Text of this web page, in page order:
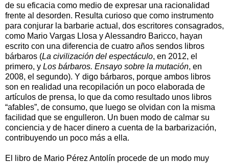
de su eficacia como medio de expresar una racionalidad
frente al desorden. Resulta curioso que como instrumento
para conjurar la barbarie actual, dos escritores consagrados,
como Mario Vargas Llosa y Alessandro Baricco, hayan
escrito con una diferencia de cuatro años sendos libros
bárbaros (La civilización del espectáculo, en 2012, el
primero, y Los bárbaros. Ensayo sobre la mutación, en
2008, el segundo). Y digo bárbaros, porque ambos libros
son en realidad una recopilación un poco elaborada de
artículos de prensa, lo que da como resultado unos libros
“afables”, de consumo, que luego se olvidan con la misma
facilidad que se engulleron. Un buen modo de calmar su
conciencia y de hacer dinero a cuenta de la barbarización,
contribuyendo un poco más a ella.
El libro de Mario Pérez Antolín procede de un modo muy